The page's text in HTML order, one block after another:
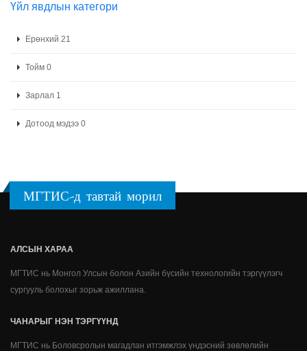
Үйл явдлын категори
Ерөнхий 21
Тойм 0
Зарлал 1
Дотоод мэдээ 0
МГТИС-д тавтай морил
АЛСЫН ХАРАА
МГТИС нь Монгол Улсын болон Азийн бүсийн технологийн тэргүүлэгч
сургууль болохыг зорьж ажиллана.
ЧАНАРЫГ НЭН ТЭРГҮҮНД
МГТИС нь Боловсролын магадлан итгэмжлэх үндэсний зөвлөлийн